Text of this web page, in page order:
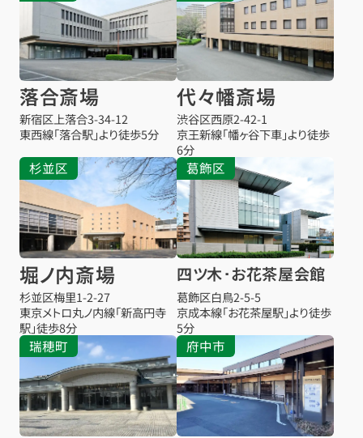
落合斎場
新宿区上落合3-34-12
東西線「落合駅」より徒歩5分
代々幡斎場
渋谷区西原2-42-1
京王新線「幡ヶ谷下車」より徒歩
6分
杉並区
堀ノ内斎場
杉並区梅里1-2-27
東京メトロ丸ノ内線「新高円寺
駅」徒歩8分
葛飾区
四ツ木･お花茶屋会館
葛飾区白鳥2-5-5
京成本線「お花茶屋駅」より徒歩
5分
瑞穂町 府中市